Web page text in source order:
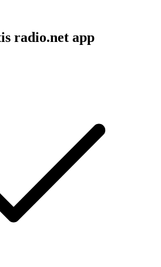
radio.net app